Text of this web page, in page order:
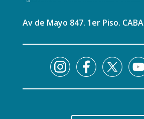
Av de Mayo 847. 1er Piso. CABA